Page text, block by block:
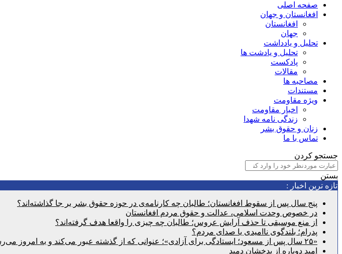
صفحه اصلی
افغانستان و جهان
افغانستان
جهان
تحلیل و یادداشت
تحلیل و یادشت ها
پادکست
مقالات
مصاحبه ها
مستندات
ویژه مقاومت
اخبار مقاومت
زندگی نامه شهدا
زنان و حقوق بشر
تماس با ما
جستجو کردن
بستن
تازه ترین اخبار :
پنج سال پس از سقوط افغانستان؛ طالبان چه کارنامه‌ی در حوزه حقوق بشر بر جا گذاشته‌اند؟
در خصوص وحدت اسلامی، عدالت و حقوق مردم افغانستان
از منع موسیقی تا حذف آرایش عروس؛ طالبان چه چیزی را واقعا هدف گرفته‌اند؟
پدرام؛ بلندگوی ناامیدی یا صدای مردم؟
«۲۵ سال پس از مسعود؛ ایستادگی برای آزادی»؛ عنوانی که از گذشته عبور می‌کند و به امروز می‌رسد
امید دوباره از بدخشان دمید